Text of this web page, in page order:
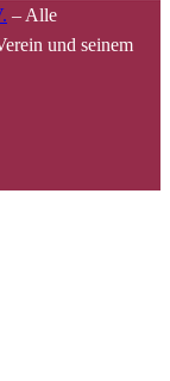
– Alle
und seinem